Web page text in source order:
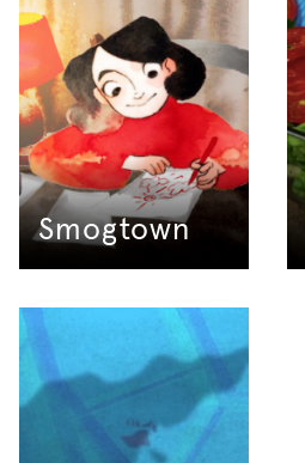
Smogtown